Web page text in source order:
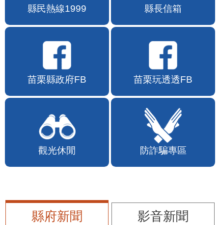
縣民熱線1999 縣長信箱
苗栗縣政府FB 苗栗玩透透FB
觀光休閒 防詐騙專區
縣府新聞
影音新聞